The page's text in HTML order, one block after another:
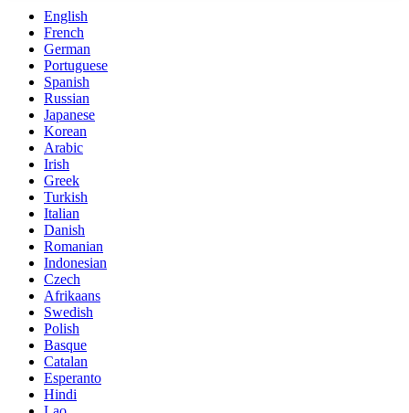
English
French
German
Portuguese
Spanish
Russian
Japanese
Korean
Arabic
Irish
Greek
Turkish
Italian
Danish
Romanian
Indonesian
Czech
Afrikaans
Swedish
Polish
Basque
Catalan
Esperanto
Hindi